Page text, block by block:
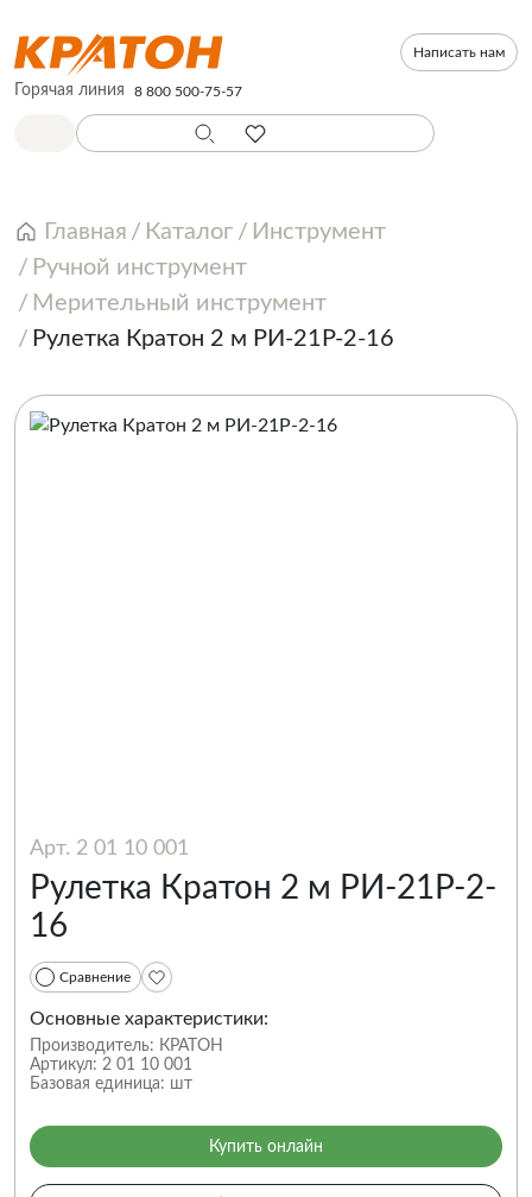
Написать нам
Горячая линия 8 800 500-75-57
Главная Каталог
Инструмент
Ручной инструмент
Мерительный инструмент
Рулетка Кратон 2 м РИ-21Р-2-16
Арт. 2 01 10 001
Рулетка Кратон 2 м РИ-21Р-2-
16
Сравнение
Основные характеристики:
Производитель: КРАТОН
Артикул: 2 01 10 001
Базовая единица: шт
Купить онлайн